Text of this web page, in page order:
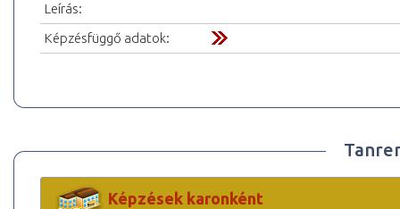
Leírás:
Képzésfüggő adatok:
Képzések karonként